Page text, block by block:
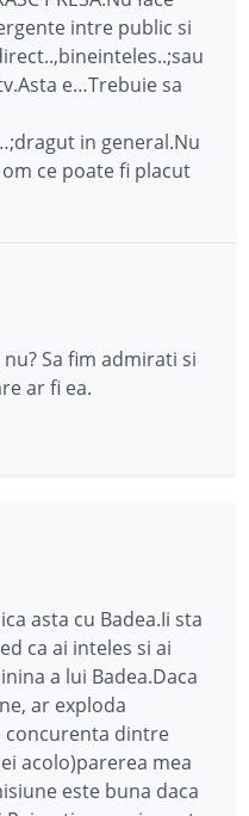
intre public si
e…Trebuie sa
in general.Nu
ce poate fi placut
Sa fim admirati si
ar fi ea.
asta cu Badea.Ii sta
ca ai inteles si ai
a lui Badea.Daca
ar exploda
concurenta dintre
acolo)parerea mea
este buna daca